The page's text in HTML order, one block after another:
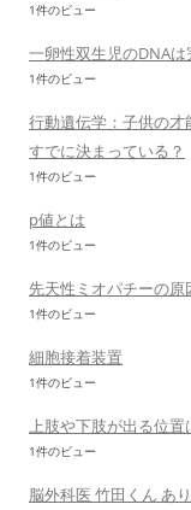
1件のビュー
一卵性双生児のDNAは
1件のビュー
行動遺伝学：子供の
すでに決まっている？
1件のビュー
p値とは
1件のビュー
先天性ミオパチーの原
1件のビュー
細胞接着装置
1件のビュー
上肢や下肢が出る位置
1件のビュー
脳外科医 竹田くん あ